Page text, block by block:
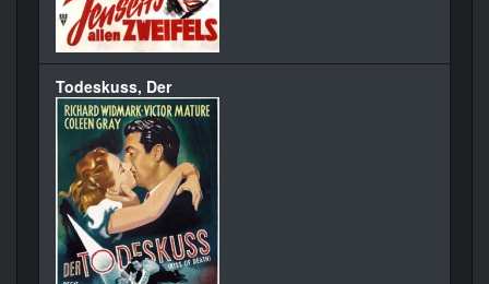
Todeskuss, Der